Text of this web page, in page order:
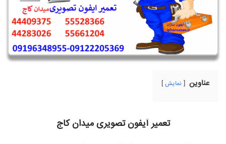
عناوین نمایش
تعمیر آیفون تصویری میدان کاج